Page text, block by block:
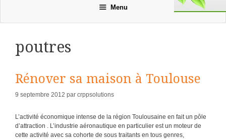
Menu
poutres
Rénover sa maison à Toulouse
9 septembre 2012 par crppsolutions
L’activité économique intense de la région Toulousaine en fait un pôle
d’attraction . L’industrie aéronautique en particulier est un moteur de
cette activité avec sa cohorte de sous traitants en tous genres,